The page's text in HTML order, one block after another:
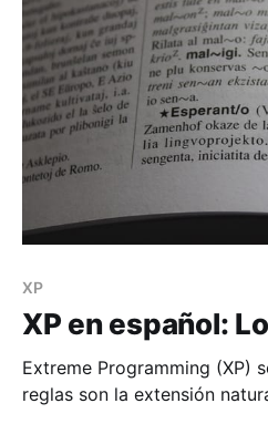
XP
XP en español:
Extreme Programming (XP)
reglas son la extensión